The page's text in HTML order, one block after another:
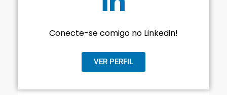
Conecte-se comigo no Linkedin!
VER PERFIL